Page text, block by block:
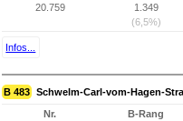
20.759
1.349
(6,5%)
Infos...
B 483 Schwelm-Carl-vom-Hagen-
Nr.
B-Rang